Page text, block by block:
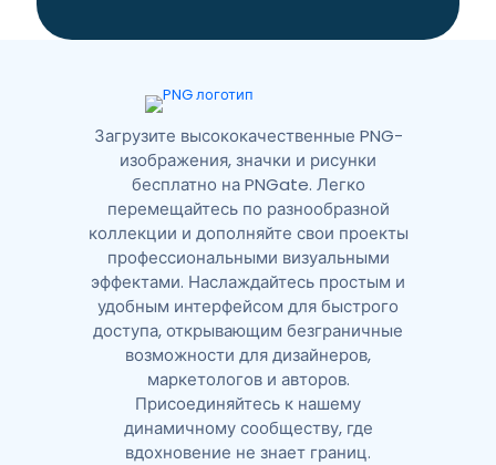
Загрузите высококачественные PNG-
изображения, значки и рисунки
бесплатно на PNGate. Легко
перемещайтесь по разнообразной
коллекции и дополняйте свои проекты
профессиональными визуальными
эффектами. Наслаждайтесь простым и
удобным интерфейсом для быстрого
доступа, открывающим безграничные
возможности для дизайнеров,
маркетологов и авторов.
Присоединяйтесь к нашему
динамичному сообществу, где
вдохновение не знает границ.